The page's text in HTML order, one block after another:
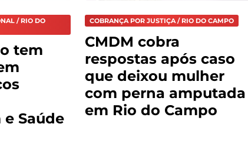
/ RIO DO
tem
Saúde
COBRANÇA POR JUSTIÇA / RIO DO CAMPO
CMDM cobra
respostas após caso
que deixou mulher
com perna amputada
em Rio do Campo